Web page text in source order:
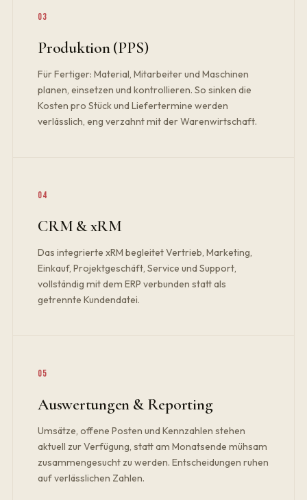
03
Produktion (PPS)
Für Fertiger: Material, Mitarbeiter und Maschinen
planen, einsetzen und kontrollieren. So sinken die
Kosten pro Stück und Liefertermine werden
verlässlich, eng verzahnt mit der Warenwirtschaft.
04
CRM & xRM
Das integrierte xRM begleitet Vertrieb, Marketing,
Einkauf, Projektgeschäft, Service und Support,
vollständig mit dem ERP verbunden statt als
getrennte Kundendatei.
05
Auswertungen & Reporting
Umsätze, offene Posten und Kennzahlen stehen
aktuell zur Verfügung, statt am Monatsende mühsam
zusammengesucht zu werden. Entscheidungen ruhen
auf verlässlichen Zahlen.